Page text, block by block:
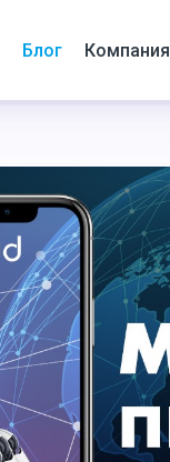
Блог Компания